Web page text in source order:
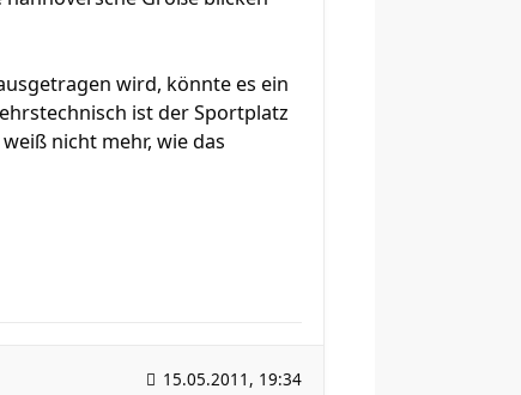
wird, könnte es ein
ist der Sportplatz
nicht mehr, wie das
15.05.2011, 19:34